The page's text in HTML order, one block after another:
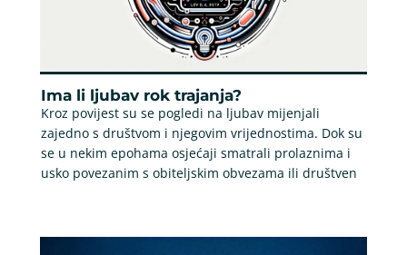
Ima li ljubav rok trajanja?
Kroz povijest su se pogledi na ljubav mijenjali
zajedno s društvom i njegovim vrijednostima. Dok su
se u nekim epohama osjećaji smatrali prolaznima i
usko povezanim s obiteljskim obvezama ili društven